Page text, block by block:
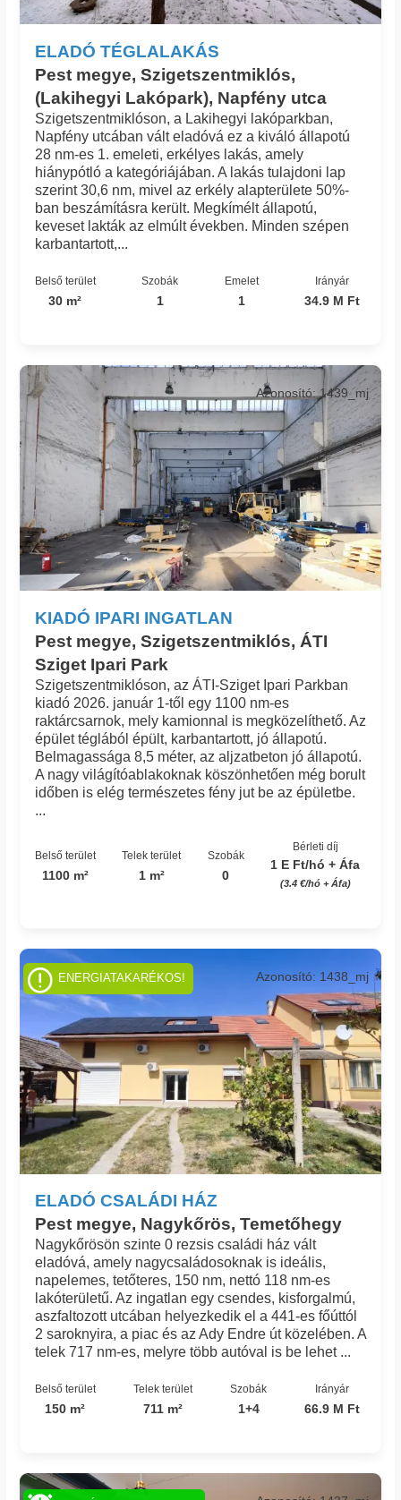
ELADÓ TÉGLALAKÁS
Pest megye, Szigetszentmiklós,
(Lakihegyi Lakópark), Napfény utca
Szigetszentmiklóson, a Lakihegyi lakóparkban,
Napfény utcában vált eladóvá ez a kiváló állapotú
28 nm-es 1. emeleti, erkélyes lakás, amely
hiánypótló a kategóriájában. A lakás tulajdoni lap
szerint 30,6 nm, mivel az erkély alapterülete 50%-
ban beszámításra került. Megkímélt állapotú,
keveset lakták az elmúlt években. Minden szépen
karbantartott,...
Belső terület
30 m²
Szobák
1
Emelet
1
Irányár
34.9 M Ft
KIADÓ IPARI INGATLAN
Pest megye, Szigetszentmiklós, ÁTI
Sziget Ipari Park
Azonosító: 1439_mj
Szigetszentmiklóson, az ÁTI-Sziget Ipari Parkban
kiadó 2026. január 1-től egy 1100 nm-es
raktárcsarnok, mely kamionnal is megközelíthető. Az
épület téglából épült, karbantartott, jó állapotú.
Belmagassága 8,5 méter, az aljzatbeton jó állapotú.
A nagy világítóablakoknak köszönhetően még borult
időben is elég természetes fény jut be az épületbe.
...
Belső terület
1100 m²
Telek terület
1 m²
Szobák
0
Bérleti díj
1 E Ft/hó + Áfa
(3.4 €/hó + Áfa)
ELADÓ CSALÁDI HÁZ
Pest megye, Nagykőrös, Temetőhegy
Azonosító: 1438_mj
Nagykőrösön szinte 0 rezsis családi ház vált
eladóvá, amely nagycsaládosoknak is ideális,
napelemes, tetőteres, 150 nm, nettó 118 nm-es
lakóterületű. Az ingatlan egy csendes, kisforgalmú,
aszfaltozott utcában helyezkedik el a 441-es főúttól
2 saroknyira, a piac és az Ady Endre út közelében. A
telek 717 nm-es, melyre több autóval is be lehet ...
Belső terület
150 m²
Telek terület
711 m²
Szobák
1+4
Irányár
66.9 M Ft
ENERGIATAKARÉKOS!